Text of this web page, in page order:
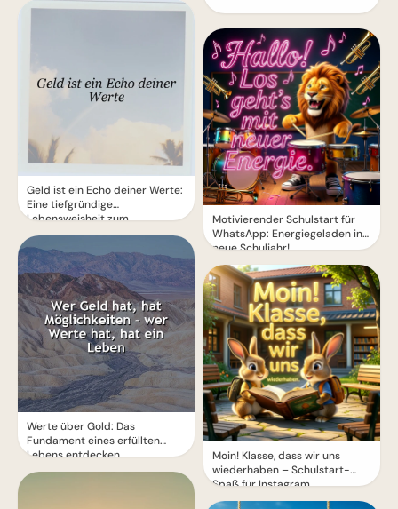
Geld ist ein Echo deiner Werte:
Eine tiefgründige
Lebensweisheit zum
Nachdenken
Werte über Gold: Das
Fundament eines erfüllten
Lebens entdecken
Motivierender Schulstart für
WhatsApp: Energiegeladen ins
neue Schuljahr!
Moin! Klasse, dass wir uns
wiederhaben – Schulstart-
Spaß für Instagram